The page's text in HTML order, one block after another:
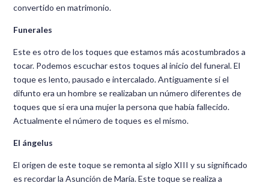
convertido en matrimonio.
Funerales
Este es otro de los toques que estamos más acostumbrados a
tocar. Podemos escuchar estos toques al inicio del funeral. El
toque es lento, pausado e intercalado. Antiguamente si el
difunto era un hombre se realizaban un número diferentes de
toques que si era una mujer la persona que había fallecido.
Actualmente el número de toques es el mismo.
El ángelus
El origen de este toque se remonta al siglo XIII y su significado
es recordar la Asunción de María. Este toque se realiza a